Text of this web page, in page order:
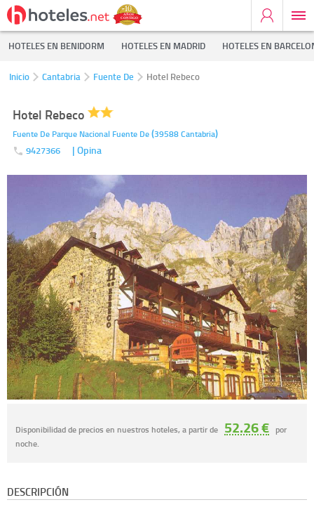
HOTELES EN BENIDORM HOTELES EN MADRID HOTELES EN
Inicio Cantabria Fuente De Hotel Rebeco
Hotel Rebeco
Fuente De Parque Nacional Fuente De(39588Cantabria)
9427366 | Opina
Disponibilidad de precios en nuestros hoteles, a partir de 52.26 € por
noche.
DESCRIPCIÓN